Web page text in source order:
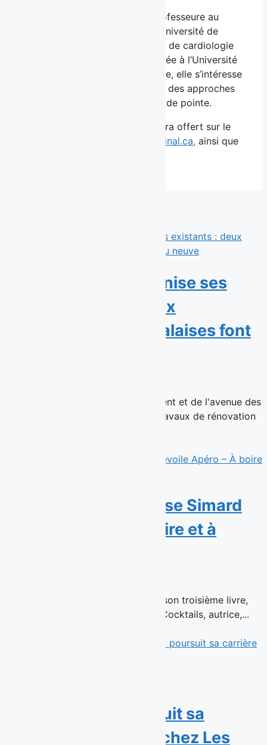
est professeure au
Département de nutrition de l’Université de
Montréal, chercheuse à l’Institut de cardiologie
de Montréal et scientifique invitée à l’Université
Harvard. Diététiste-nutritionniste, elle s’intéresse
à la longévité en s’appuyant sur des approches
innovantes et des technologies de pointe.
Dès le 24 mars 2026, le livre sera offert sur le
editions-cardinal.ca, ainsi que
Éconofitness modernise ses
gyms existants : deux
succursales montréalaises font
Les succursales de Ville Saint-Laurent et de l'avenue des
Pins rouvrent après d'importants travaux de rénovation
Avis de parution : Rose Simard
dévoile Apéro – À boire et à
En librairie le 26 août 2026 Dans son troisième livre,
Rose Simard, fondatrice de 1 ou 2 Cocktails, autrice,...
Charbonneau poursuit sa
carrière publicitaire chez Les